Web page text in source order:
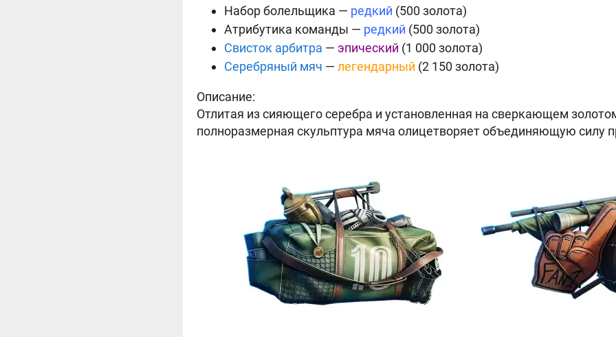
Набор болельщика — редкий (500 золота)
Атрибутика команды — редкий (500 золота)
Свисток арбитра — эпический (1 000 золота)
Серебряный мяч — легендарный (2 150 золота)
Описание:
Отлитая из сияющего серебра и установленная на сверкающем
полноразмерная скульптура мяча олицетворяет объединяющую силу